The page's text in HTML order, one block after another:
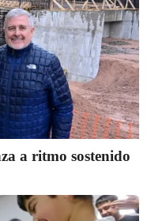
a ritmo sostenido